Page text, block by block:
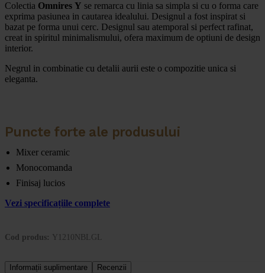
Colectia Omnires Y se remarca cu linia sa simpla si cu o forma care
exprima pasiunea in cautarea idealului. Designul a fost inspirat si
bazat pe forma unui cerc. Designul sau atemporal si perfect rafinat,
creat in spiritul minimalismului, ofera maximum de optiuni de design
interior.
Negrul in combinatie cu detalii aurii este o compozitie unica si
eleganta.
Puncte forte ale produsului
Mixer ceramic
Monocomanda
Finisaj lucios
Vezi specificațiile complete
Cod produs: Y1210NBLGL
Informații suplimentare
Recenzii